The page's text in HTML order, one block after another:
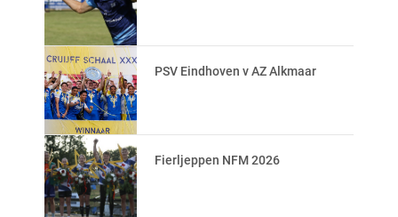
PSV Eindhoven v AZ Alkmaar
Fierljeppen NFM 2026